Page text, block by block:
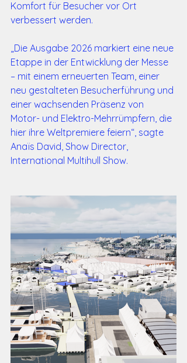
Komfort für Besucher vor Ort
verbessert werden.
„Die Ausgabe 2026 markiert eine neue
Etappe in der Entwicklung der Messe
– mit einem erneuerten Team, einer
neu gestalteten Besucherführung und
einer wachsenden Präsenz von
Motor- und Elektro-Mehr­rümpfern, die
hier ihre Weltpremiere feiern“, sagte
Anaïs David, Show Director,
International Multihull Show.